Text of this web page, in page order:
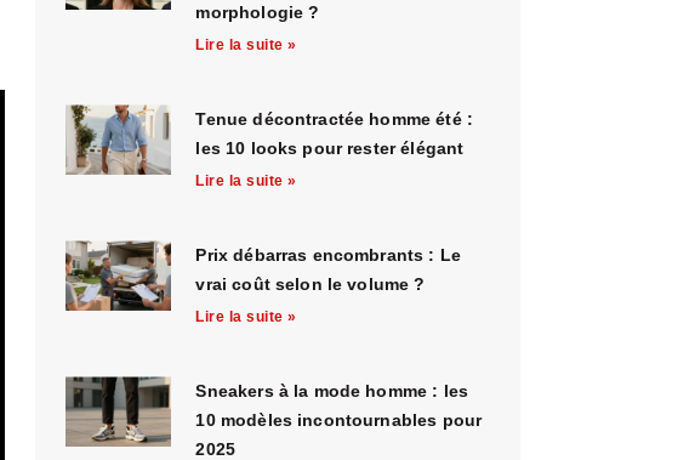
morphologie ?
Lire la suite »
Tenue décontractée homme été :
les 10 looks pour rester élégant
Lire la suite »
Prix débarras encombrants : Le
vrai coût selon le volume ?
Lire la suite »
Sneakers à la mode homme : les
10 modèles incontournables pour
2025